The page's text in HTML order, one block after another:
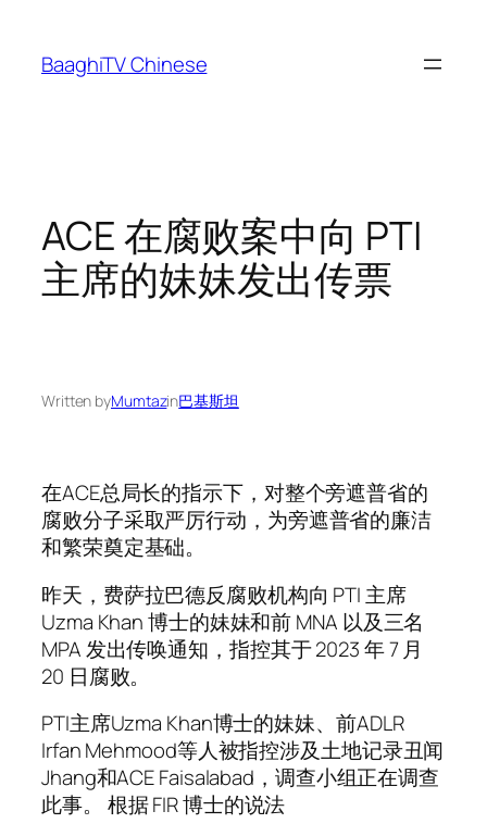
content
BaaghiTV Chinese
ACE 在腐败案中向 PTI
主席的妹妹发出传票
Written byMumtazin巴基斯坦
在ACE总局长的指示下，对整个旁遮普省的
腐败分子采取严厉行动，为旁遮普省的廉洁
和繁荣奠定基础。
昨天，费萨拉巴德反腐败机构向 PTI 主席
Uzma Khan 博士的妹妹和前 MNA 以及三名
MPA 发出传唤通知，指控其于 2023 年 7 月
20 日腐败。
PTI主席Uzma Khan博士的妹妹、前ADLR
Irfan Mehmood等人被指控涉及土地记录丑闻
Jhang和ACE Faisalabad，调查小组正在调查
此事。 根据 FIR 博士的说法